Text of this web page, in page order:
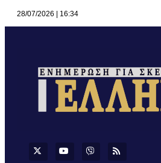
28/07/2026 16:34